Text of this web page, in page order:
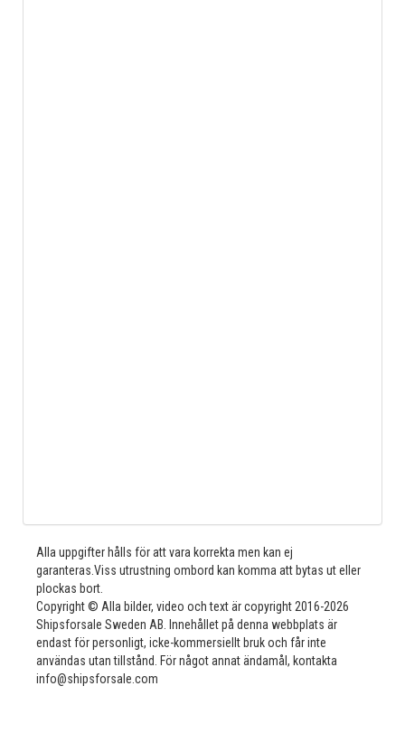
Alla uppgifter hålls för att vara korrekta men kan ej
garanteras.Viss utrustning ombord kan komma att bytas ut eller
plockas bort.
Copyright © Alla bilder, video och text är copyright 2016-2026
Shipsforsale Sweden AB. Innehållet på denna webbplats är
endast för personligt, icke-kommersiellt bruk och får inte
användas utan tillstånd. För något annat ändamål, kontakta
info@shipsforsale.com